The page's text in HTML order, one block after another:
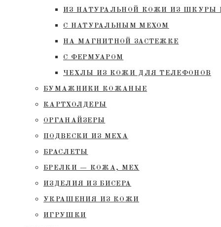
ИЗ НАТУРАЛЬНОЙ КОЖИ ИЗ ШКУРЫ
С НАТУРАЛЬНЫМ МЕХОМ
НА МАГНИТНОЙ ЗАСТЕЖКЕ
С ФЕРМУАРОМ
ЧЕХЛЫ ИЗ КОЖИ ДЛЯ ТЕЛЕФОНОВ
БУМАЖНИКИ КОЖАНЫЕ
КАРТХОЛДЕРЫ
ОРГАНАЙЗЕРЫ
ПОДВЕСКИ ИЗ МЕХА
БРАСЛЕТЫ
БРЕЛКИ — КОЖА, МЕХ
ИЗДЕЛИЯ ИЗ БИСЕРА
УКРАШЕНИЯ ИЗ КОЖИ
ИГРУШКИ